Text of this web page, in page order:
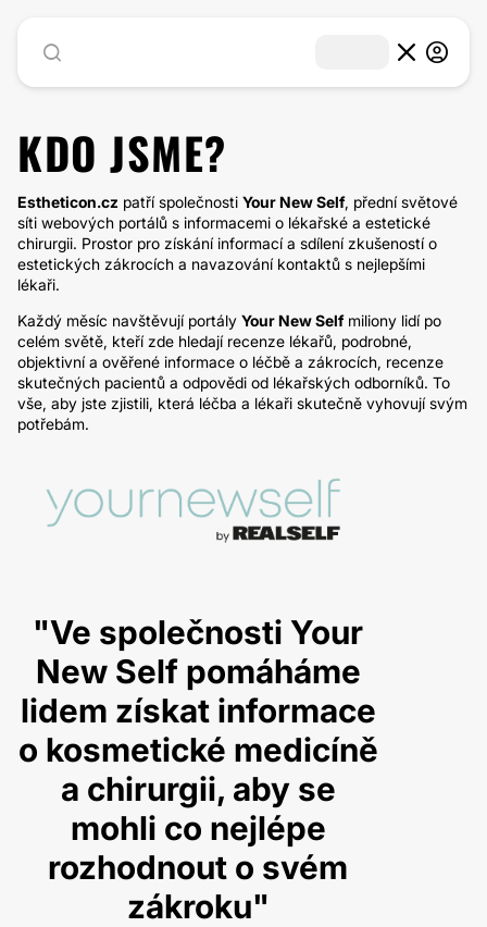
KDO JSME?
Estheticon.cz patří společnosti Your New Self, přední světové
síti webových portálů s informacemi o lékařské a estetické
chirurgii. Prostor pro získání informací a sdílení zkušeností o
estetických zákrocích a navazování kontaktů s nejlepšími
lékaři.
Každý měsíc navštěvují portály Your New Selfmiliony lidí po
celém světě, kteří zde hledají recenze lékařů, podrobné,
objektivní a ověřené informace o léčbě a zákrocích, recenze
skutečných pacientů a odpovědi od lékařských odborníků. To
vše, aby jste zjistili, která léčba a lékaři skutečně vyhovují svým
potřebám.
"Ve společnosti Your
New Self pomáháme
lidem získat informace
o kosmetické medicíně
a chirurgii, aby se
mohli co nejlépe
rozhodnout o svém
zákroku"